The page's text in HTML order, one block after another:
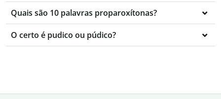
Quais são 10 palavras proparoxítonas?
O certo é pudico ou púdico?